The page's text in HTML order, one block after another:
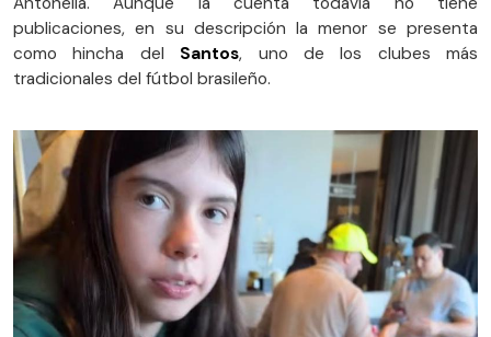
publicaciones, en su descripción la menor se presenta
como hincha del Santos, uno de los clubes más
tradicionales del fútbol brasileño.